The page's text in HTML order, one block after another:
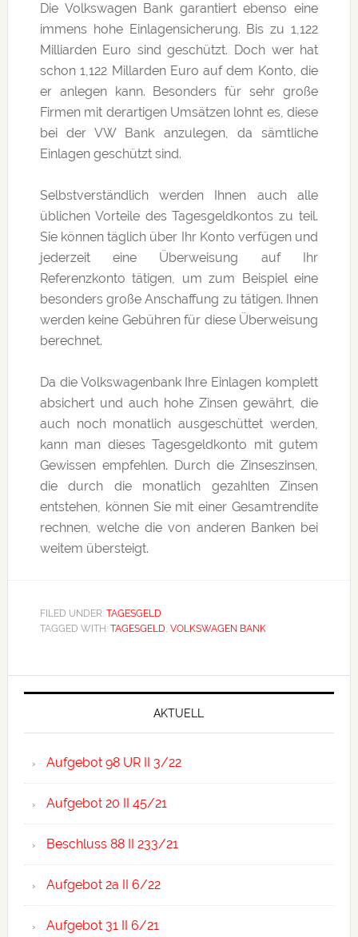
Die Volkswagen Bank garantiert ebenso eine
immens hohe Einlagensicherung. Bis zu 1,122
Milliarden Euro sind geschützt. Doch wer hat
schon 1,122 Millarden Euro auf dem Konto, die
er anlegen kann. Besonders für sehr große
Firmen mit derartigen Umsätzen lohnt es, diese
bei der VW Bank anzulegen, da sämtliche
Einlagen geschützt sind.
Selbstverständlich werden Ihnen auch alle
üblichen Vorteile des Tagesgeldkontos zu teil.
Sie können täglich über Ihr Konto verfügen und
jederzeit eine Überweisung auf Ihr
Referenzkonto tätigen, um zum Beispiel eine
besonders große Anschaffung zu tätigen. Ihnen
werden keine Gebühren für diese Überweisung
berechnet.
Da die Volkswagenbank Ihre Einlagen komplett
absichert und auch hohe Zinsen gewährt, die
auch noch monatlich ausgeschüttet werden,
kann man dieses Tagesgeldkonto mit gutem
Gewissen empfehlen. Durch die Zinseszinsen,
die durch die monatlich gezahlten Zinsen
entstehen, können Sie mit einer Gesamtrendite
rechnen, welche die von anderen Banken bei
weitem übersteigt.
FILED UNDER: TAGESGELD
TAGGED WITH: TAGESGELD, VOLKSWAGEN BANK
Primary
AKTUELL
Aufgebot 98 UR II 3/22
Aufgebot 20 II 45/21
Beschluss 88 II 233/21
Aufgebot 2a II 6/22
Aufgebot 31 II 6/21